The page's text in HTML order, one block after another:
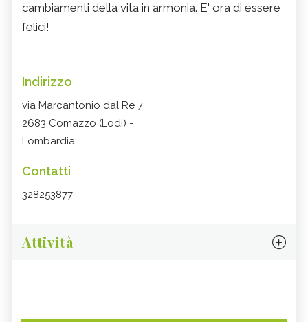
cambiamenti della vita in armonia. E' ora di essere
felici!
Indirizzo
via Marcantonio dal Re 7
2683 Comazzo (Lodi) -
Lombardia
Contatti
328253877
Attività